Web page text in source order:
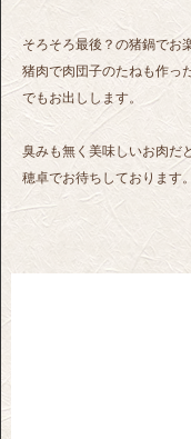
そろそろ最後？の猪鍋でお
猪肉で肉団子のたねも作っ
でもお出しします。
臭みも無く美味しいお肉だ
穂卓でお待ちしております。